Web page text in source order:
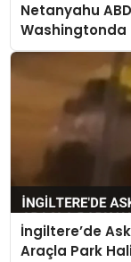
Netanyahu
Washingtonda
İngiltere’de
Araçla Park